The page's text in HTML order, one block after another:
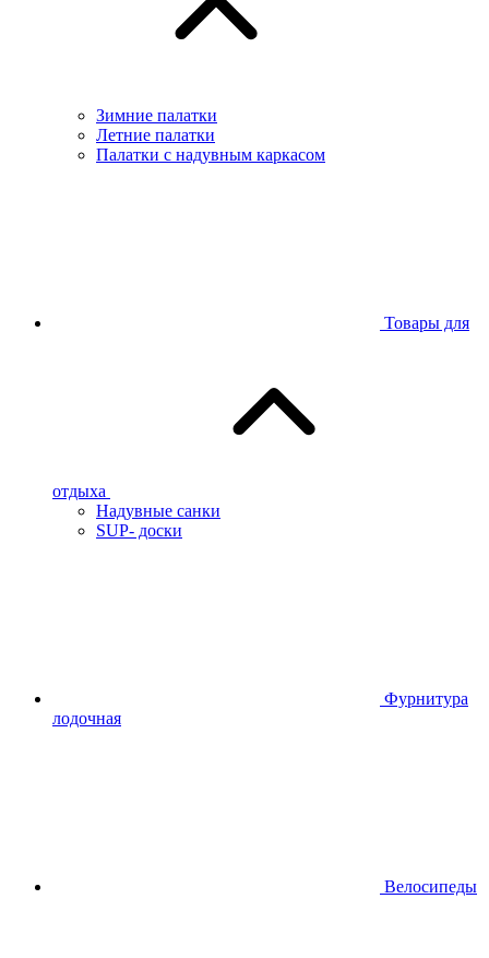
Зимние палатки
Летние палатки
Палатки с надувным каркасом
Товары для
отдыха
Надувные санки
SUP- доски
Фурнитура
лодочная
Велосипеды